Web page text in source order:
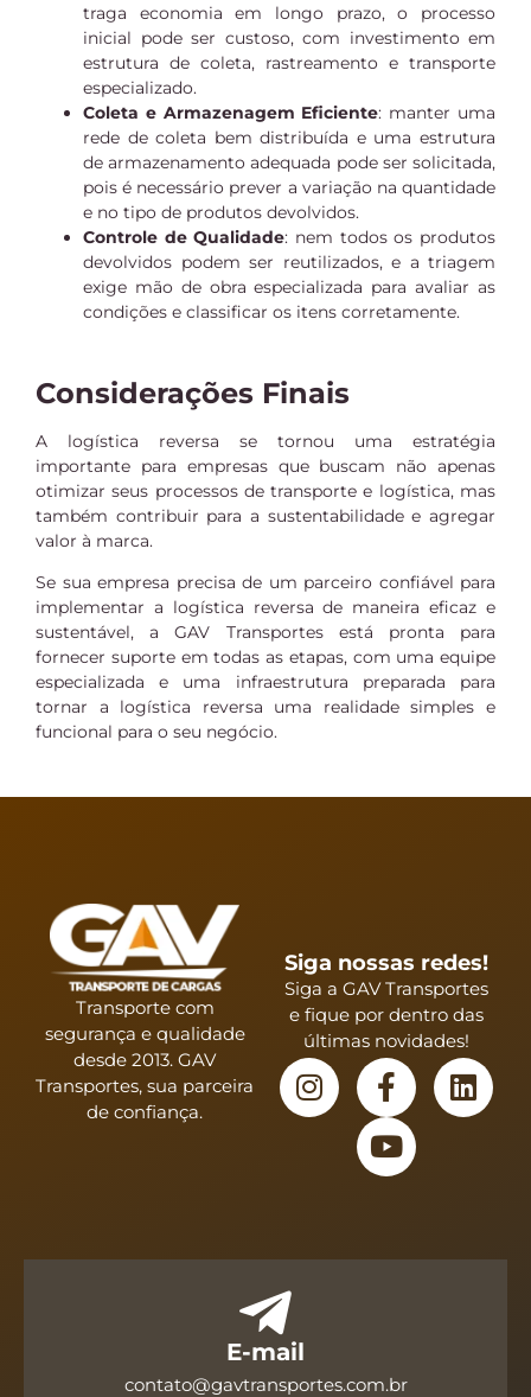
traga economia em longo prazo, o processo
inicial pode ser custoso, com investimento em
estrutura de coleta, rastreamento e transporte
especializado.
Coleta e Armazenagem Eficiente: manter uma
rede de coleta bem distribuída e uma estrutura
de armazenamento adequada pode ser solicitada,
pois é necessário prever a variação na quantidade
e no tipo de produtos devolvidos.
Controle de Qualidade: nem todos os produtos
devolvidos podem ser reutilizados, e a triagem
exige mão de obra especializada para avaliar as
condições e classificar os itens corretamente.
Considerações Finais
A logística reversa se tornou uma estratégia
importante para empresas que buscam não apenas
otimizar seus processos de transporte e logística, mas
também contribuir para a sustentabilidade e agregar
valor à marca.
Se sua empresa precisa de um parceiro confiável para
implementar a logística reversa de maneira eficaz e
sustentável, a GAV Transportes está pronta para
fornecer suporte em todas as etapas, com uma equipe
especializada e uma infraestrutura preparada para
tornar a logística reversa uma realidade simples e
funcional para o seu negócio.
Transporte com
segurança e qualidade
desde 2013. GAV
Transportes, sua parceira
de confiança.
Siga nossas redes!
Siga a GAV Transportes
e fique por dentro das
últimas novidades!
E-mail
contato@gavtransportes.com.br